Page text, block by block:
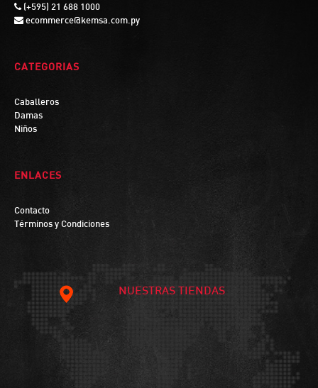
(+595) 21 688 1000
ecommerce@kemsa.com.py
CATEGORIAS
Caballeros
Damas
Niños
ENLACES
Contacto
Términos y Condiciones
NUESTRAS TIENDAS